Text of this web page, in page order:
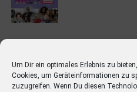
Um Dir ein optimales Erlebnis zu
Cookies, um Geräteinformationen zu
zuzugreifen. Wenn Du diesen